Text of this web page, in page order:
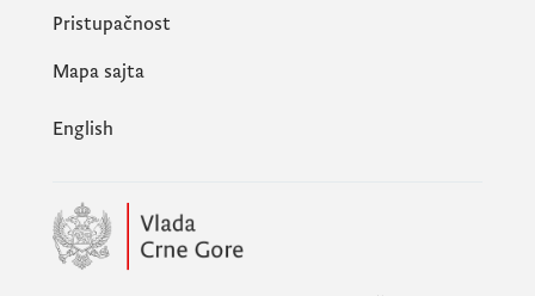
Pristupačnost
Mapa sajta
English